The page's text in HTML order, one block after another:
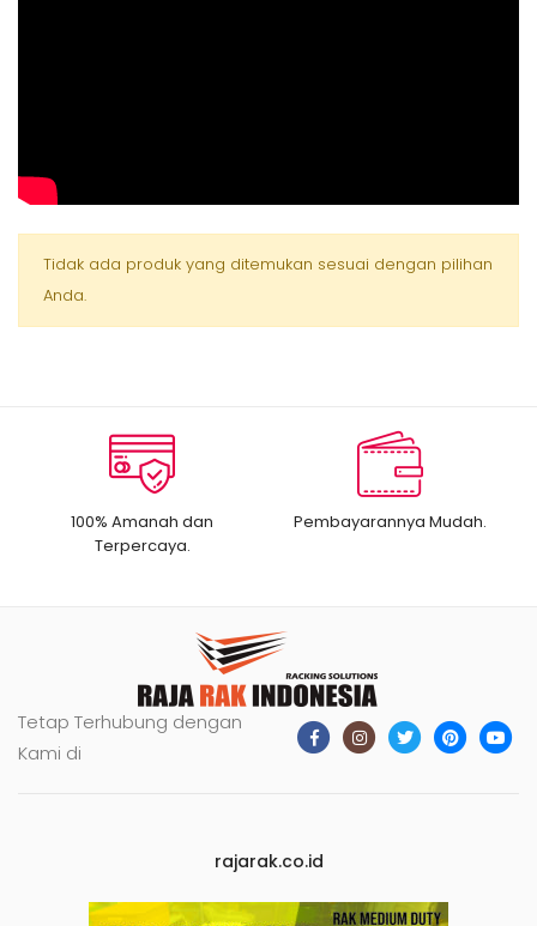
Tidak ada produk yang ditemukan sesuai dengan pilihan
Anda.
100% Amanah dan
Terpercaya.
Pembayarannya Mudah.
Tetap Terhubung dengan
Kami di
rajarak.co.id